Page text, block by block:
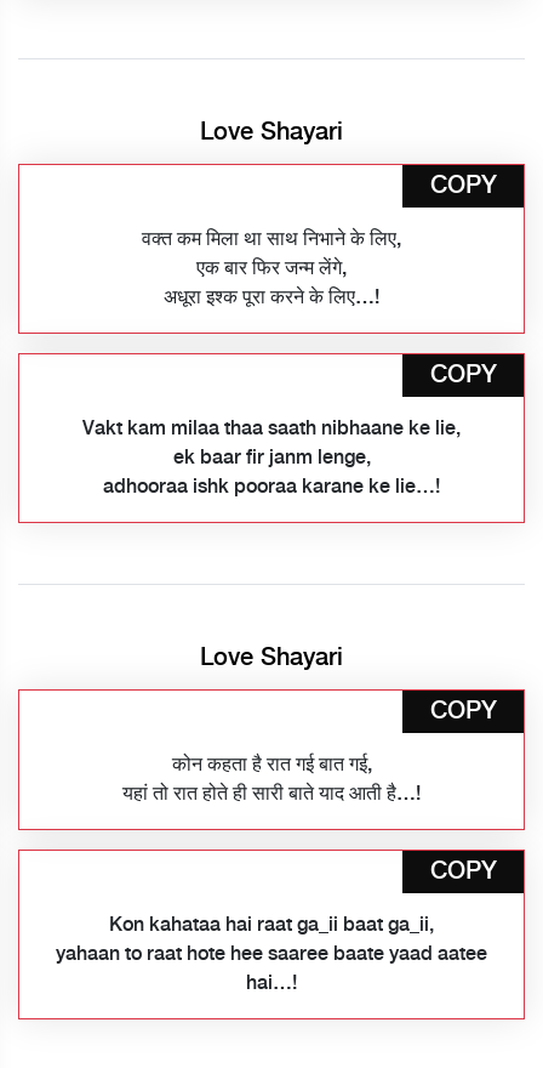
Love Shayari
COPY
वक्त कम मिला था साथ निभाने के लिए,
एक बार फिर जन्म लेंगे,
अधूरा इश्क पूरा करने के लिए…!
COPY
Vakt kam milaa thaa saath nibhaane ke lie,
ek baar fir janm lenge,
adhooraa ishk pooraa karane ke lie…!
Love Shayari
COPY
कोन कहता है रात गई बात गई,
यहां तो रात होते ही सारी बाते याद आती है…!
COPY
Kon kahataa hai raat ga_ii baat ga_ii,
yahaan to raat hote hee saaree baate yaad aatee
hai…!